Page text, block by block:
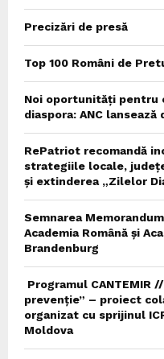
Precizări de presă
Top 100 Români de
Noi oportunități pentru
diaspora: ANC
RePatriot recomandă
strategiile locale,
și extinderea „Zilelor
Semnarea
Academia Română și
Brandenburg
Programul CANTEMIR
prevenție” – proiect
organizat cu sprijinul
Moldova